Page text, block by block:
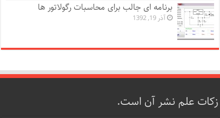
برنامه ای جالب برای محاسبات رگولاتور ها
آذر 19, 1392
زکات علم نشر آن است.